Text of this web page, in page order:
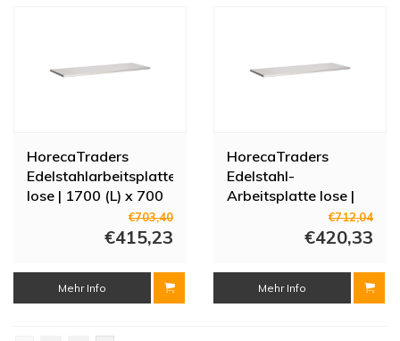
HorecaTraders
Edelstahlarbeitsplatte
lose | 1700 (L) x 700
€703,40
€415,23
Mehr Info
HorecaTraders
Edelstahl-
Arbeitsplatte lose |
2700 (L) x 700 (T)€712,04
€420,33
Mehr Info